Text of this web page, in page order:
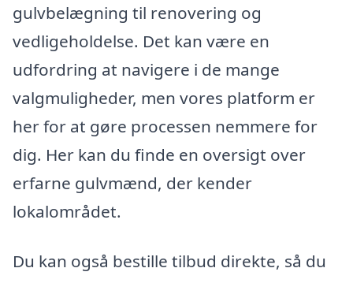
gulvbelægning til renovering og
vedligeholdelse. Det kan være en
udfordring at navigere i de mange
valgmuligheder, men vores platform er
her for at gøre processen nemmere for
dig. Her kan du finde en oversigt over
erfarne gulvmænd, der kender
lokalområdet.
Du kan også bestille tilbud direkte, så du